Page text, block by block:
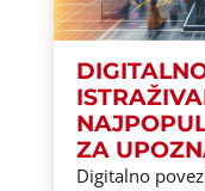
ZA
Digitalno